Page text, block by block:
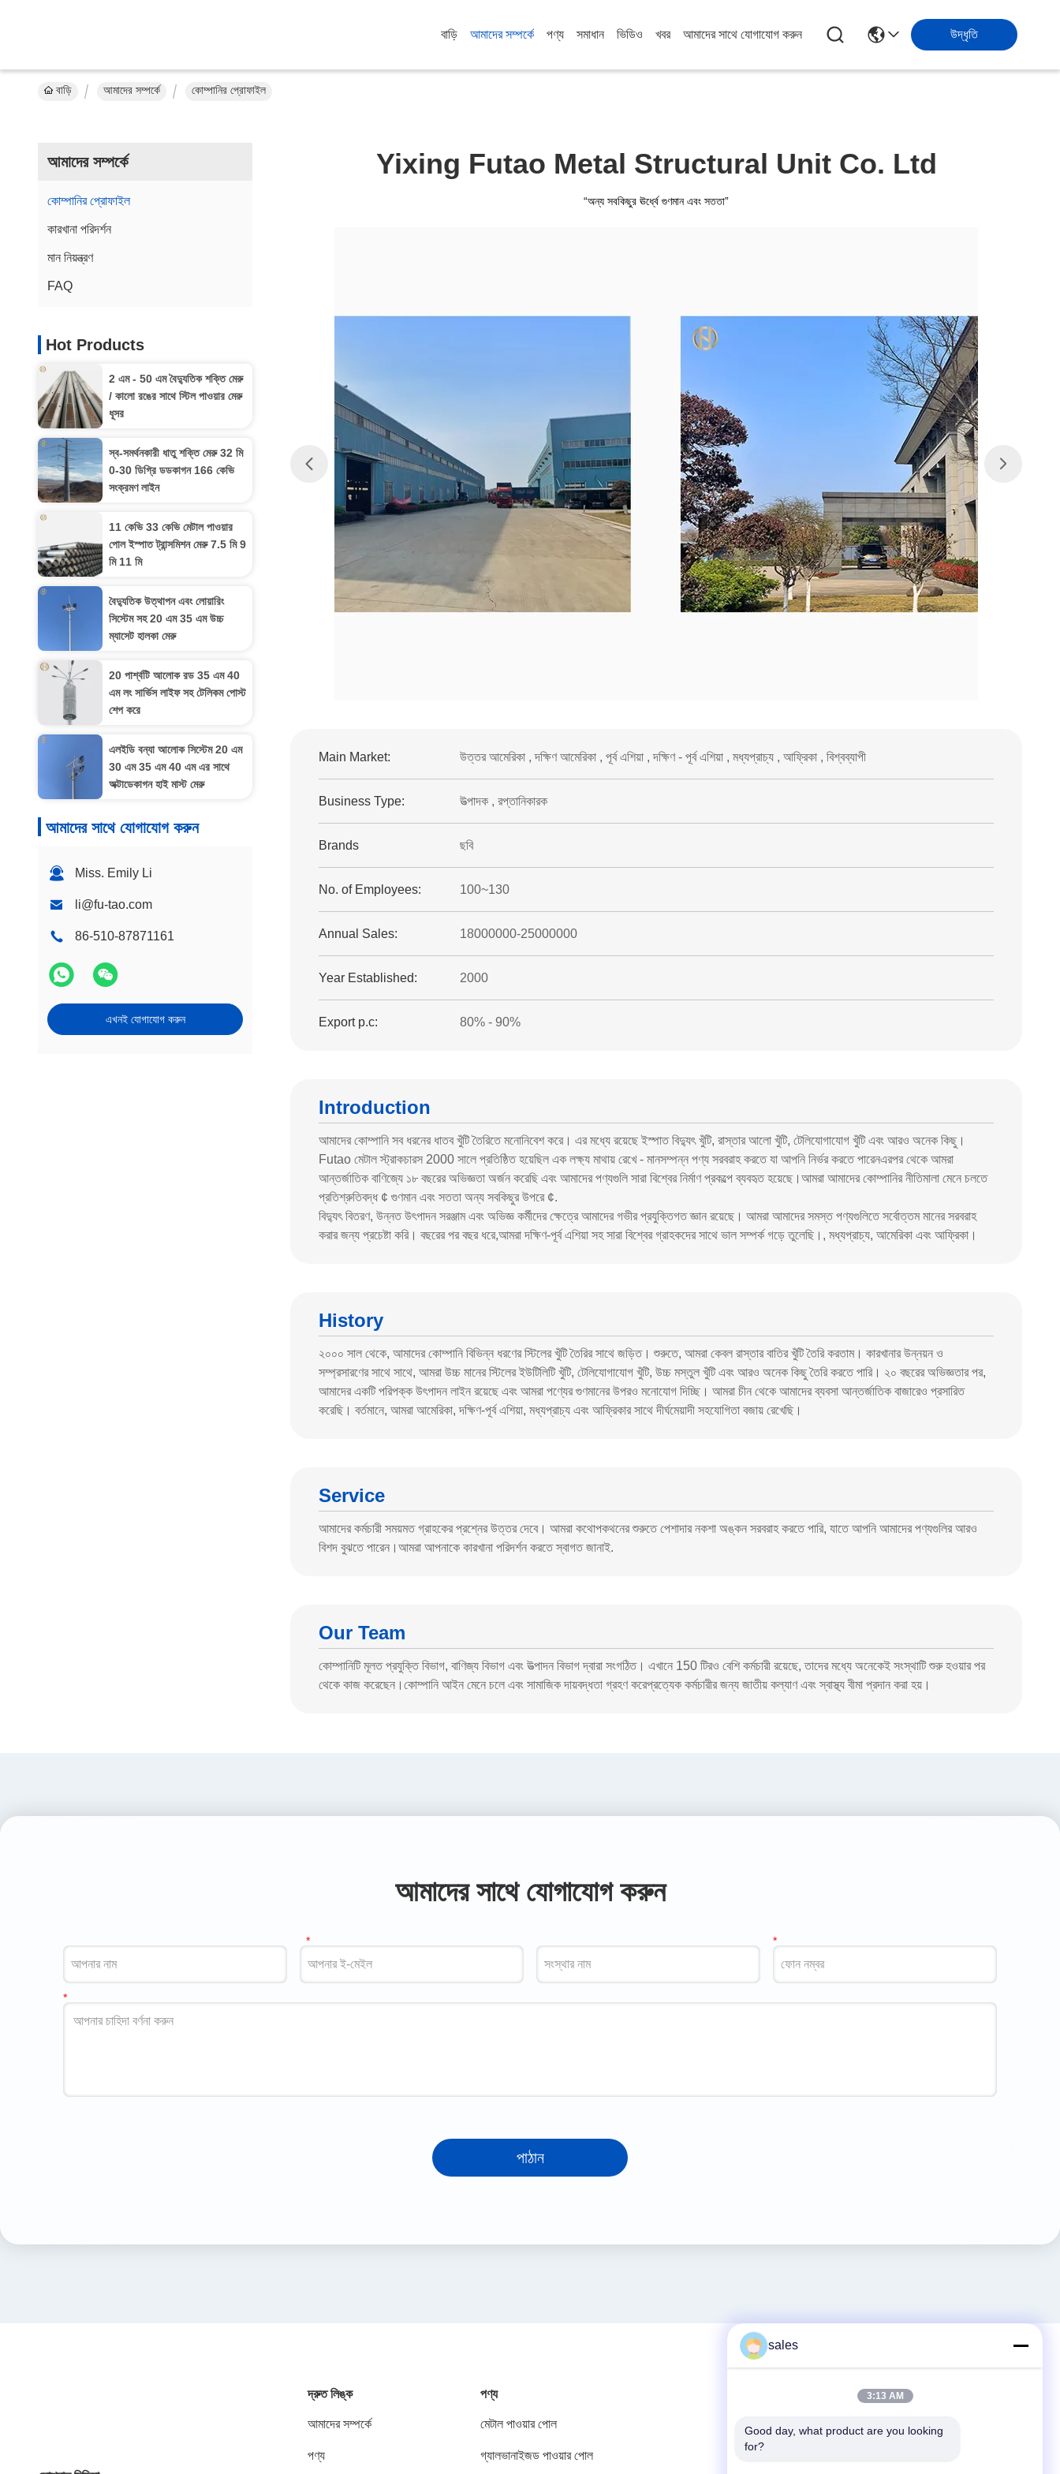
বাড়ি আমাদের সম্পর্কে পণ্য সমাধান ভিডিও খবর আমাদের সাথে যোগাযোগ করুন উদ্ধৃতি
বাড়ি আমাদের সম্পর্কে কোম্পানির প্রোফাইল
আমাদের সম্পর্কে
কোম্পানির প্রোফাইল
কারখানা পরিদর্শন
মান নিয়ন্ত্রণ
FAQ
Hot Products
2 এম - 50 এম বৈদ্যুতিক শক্তি মেরু
/ কালো রঙের সাথে স্টিল পাওয়ার মেরু
ধূসর
স্ব-সমর্থনকারী ধাতু শক্তি মেরু 32 মি
0-30 ডিগ্রি ডডকাগন 166 কেভি
সংক্রমণ লাইন
11 কেভি 33 কেভি মেটাল পাওয়ার
পোল ইস্পাত ট্রান্সমিশন মেরু 7.5 মি 9
মি 11 মি
বৈদ্যুতিক উত্থাপন এবং লোয়ারিং
সিস্টেম সহ 20 এম 35 এম উচ্চ
ম্যাসেট হালকা মেরু
20 পার্শ্বটি আলোক রড 35 এম 40
এম লং সার্ভিস লাইফ সহ টেলিকম পোস্ট
শেপ করে
এলইডি বন্যা আলোক সিস্টেম 20 এম
30 এম 35 এম 40 এম এর সাথে
অক্টাডেকাগন হাই মাস্ট মেরু
আমাদের সাথে যোগাযোগ করুন
Miss. Emily Li
li@fu-tao.com
86-510-87871161
এখনই যোগাযোগ করুন
Yixing Futao Metal Structural Unit Co. Ltd
“অন্য সবকিছুর ঊর্ধ্বে গুণমান এবং সততা”
Main Market: উত্তর আমেরিকা , দক্ষিণ আমেরিকা , পূর্ব এশিয়া , দক্ষিণ - পূর্ব এশিয়া , মধ্যপ্রাচ্য , আফ্রিকা , বিশ্বব্যাপী
Business Type: উত্পাদক , রপ্তানিকারক
Brands ছবি
No. of Employees: 100~130
Annual Sales: 18000000-25000000
Year Established: 2000
Export p.c: 80% - 90%
Introduction
আমাদের কোম্পানি সব ধরনের ধাতব খুঁটি তৈরিতে মনোনিবেশ করে। এর মধ্যে রয়েছে ইস্পাত বিদ্যুৎ খুঁটি, রাস্তার আলো খুঁটি, টেলিযোগাযোগ খুঁটি এবং আরও অনেক কিছু।
Futao মেটাল স্ট্রাকচারস 2000 সালে প্রতিষ্ঠিত হয়েছিল এক লক্ষ্য মাথায় রেখে - মানসম্পন্ন পণ্য সরবরাহ করতে যা আপনি নির্ভর করতে পারেনএরপর থেকে আমরা
আন্তর্জাতিক বাণিজ্যে ১৮ বছরের অভিজ্ঞতা অর্জন করেছি এবং আমাদের পণ্যগুলি সারা বিশ্বের নির্মাণ প্রকল্পে ব্যবহৃত হয়েছে।আমরা আমাদের কোম্পানির নীতিমালা মেনে চলতে
প্রতিশ্রুতিবদ্ধ ¢ গুণমান এবং সততা অন্য সবকিছুর উপরে ¢.
বিদ্যুৎ বিতরণ, উন্নত উৎপাদন সরঞ্জাম এবং অভিজ্ঞ কর্মীদের ক্ষেত্রে আমাদের গভীর প্রযুক্তিগত জ্ঞান রয়েছে। আমরা আমাদের সমস্ত পণ্যগুলিতে সর্বোত্তম মানের সরবরাহ
করার জন্য প্রচেষ্টা করি। বছরের পর বছর ধরে,আমরা দক্ষিণ-পূর্ব এশিয়া সহ সারা বিশ্বের গ্রাহকদের সাথে ভাল সম্পর্ক গড়ে তুলেছি।, মধ্যপ্রাচ্য, আমেরিকা এবং আফ্রিকা।
History
২০০০ সাল থেকে, আমাদের কোম্পানি বিভিন্ন ধরণের স্টিলের খুঁটি তৈরির সাথে জড়িত। শুরুতে, আমরা কেবল রাস্তার বাতির খুঁটি তৈরি করতাম। কারখানার উন্নয়ন ও
সম্প্রসারণের সাথে সাথে, আমরা উচ্চ মানের স্টিলের ইউটিলিটি খুঁটি, টেলিযোগাযোগ খুঁটি, উচ্চ মস্তুল খুঁটি এবং আরও অনেক কিছু তৈরি করতে পারি। ২০ বছরের অভিজ্ঞতার পর,
আমাদের একটি পরিপক্ক উৎপাদন লাইন রয়েছে এবং আমরা পণ্যের গুণমানের উপরও মনোযোগ দিচ্ছি। আমরা চীন থেকে আমাদের ব্যবসা আন্তর্জাতিক বাজারেও প্রসারিত
করেছি। বর্তমানে, আমরা আমেরিকা, দক্ষিণ-পূর্ব এশিয়া, মধ্যপ্রাচ্য এবং আফ্রিকার সাথে দীর্ঘমেয়াদী সহযোগিতা বজায় রেখেছি।
Service
আমাদের কর্মচারী সময়মত গ্রাহকের প্রশ্নের উত্তর দেবে। আমরা কথোপকথনের শুরুতে পেশাদার নকশা অঙ্কন সরবরাহ করতে পারি, যাতে আপনি আমাদের পণ্যগুলির আরও
বিশদ বুঝতে পারেন।আমরা আপনাকে কারখানা পরিদর্শন করতে স্বাগত জানাই.
Our Team
কোম্পানিটি মূলত প্রযুক্তি বিভাগ, বাণিজ্য বিভাগ এবং উত্পাদন বিভাগ দ্বারা সংগঠিত। এখানে 150 টিরও বেশি কর্মচারী রয়েছে, তাদের মধ্যে অনেকেই সংস্থাটি শুরু হওয়ার পর
থেকে কাজ করেছেন।কোম্পানি আইন মেনে চলে এবং সামাজিক দায়বদ্ধতা গ্রহণ করেপ্রত্যেক কর্মচারীর জন্য জাতীয় কল্যাণ এবং স্বাস্থ্য বীমা প্রদান করা হয়।
আমাদের সাথে যোগাযোগ করুন
পাঠান
দ্রুত লিঙ্ক
আমাদের সম্পর্কে
পণ্য
পণ্য
মেটাল পাওয়ার পোল
গ্যালভানাইজড পাওয়ার পোল
টেল
sales
3:13 AM
Good day, what product are you looking
for?